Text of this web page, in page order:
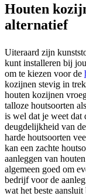
Houten
alternatief
Uiteraard zijn
kunt installeren bij
om te kiezen voor de
kozijnen stevig in
houten kozijnen
talloze houtsoorten
is wel dat je weet dat
deugdelijkheid van
harde houtsoorten
kan een zachte
aanleggen van
algemeen goed om
bedrijf voor de
wat het beste